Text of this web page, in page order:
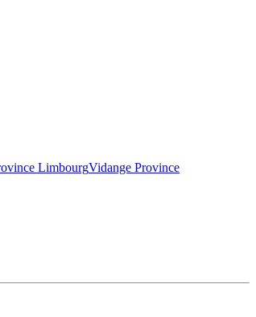
LimbourgVidange Province